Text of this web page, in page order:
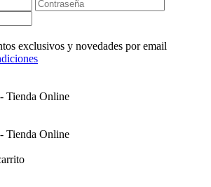
exclusivos y novedades por email